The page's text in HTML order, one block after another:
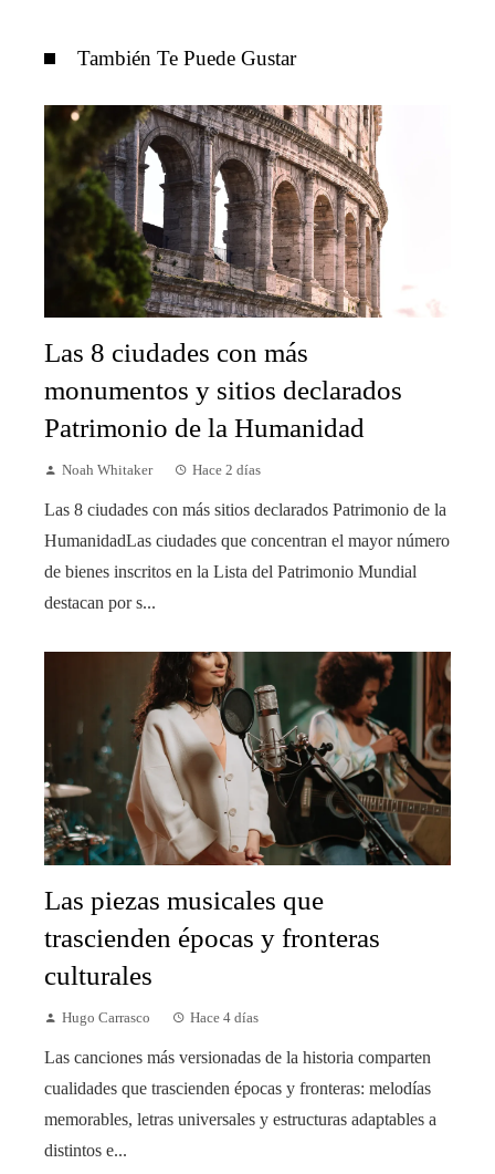
También Te Puede Gustar
Las 8 ciudades con más
monumentos y sitios declarados
Patrimonio de la Humanidad
Noah Whitaker Hace 2 días
Las 8 ciudades con más sitios declarados Patrimonio de la
HumanidadLas ciudades que concentran el mayor número
de bienes inscritos en la Lista del Patrimonio Mundial
destacan por s...
Las piezas musicales que
trascienden épocas y fronteras
culturales
Hugo Carrasco Hace 4 días
Las canciones más versionadas de la historia comparten
cualidades que trascienden épocas y fronteras: melodías
memorables, letras universales y estructuras adaptables a
distintos e...